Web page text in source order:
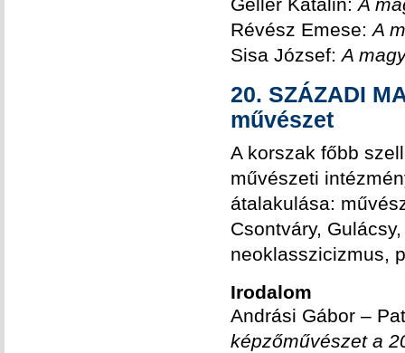
Gellér Katalin:A
Révész Emese:A
Sisa József:A
20. SZÁZADI
művészet
A korszak főbb
művészeti
átalakulása:
Csontváry,
neoklasszicizmus,
Irodalom
Andrási Gábor –
képzőművészet a